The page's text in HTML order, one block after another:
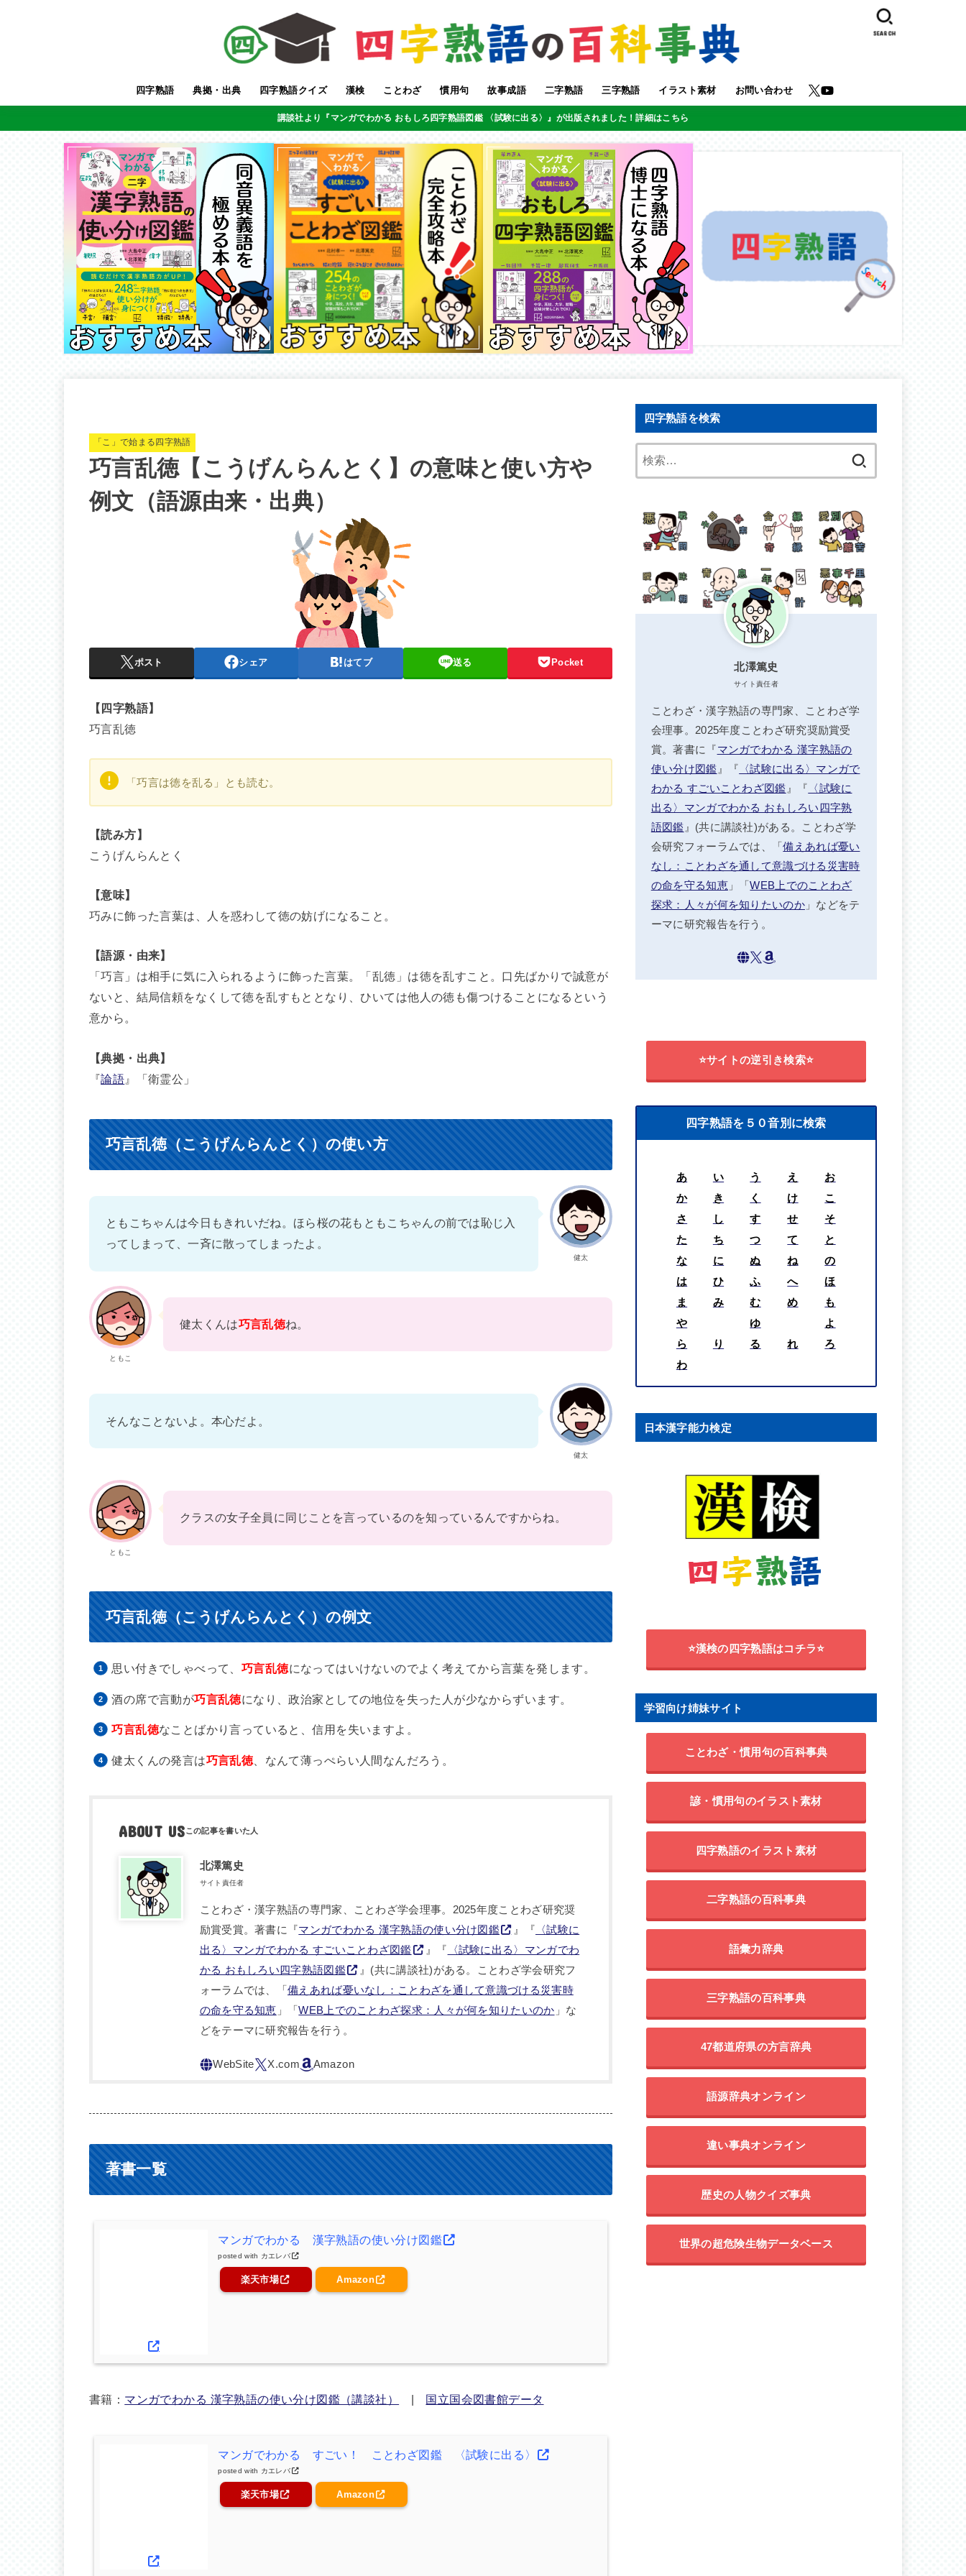
四字熟語 典拠・出典 四字熟語クイズ 漢検 ことわざ 慣用句 故事成語 二字熟語 三字熟語 イラスト素材 お問い合わせ
SEARCH
講談社より『マンガでわかる おもしろ四字熟語図鑑 〈試験に出る〉』が出版されました！詳細はこちら
「こ」で始まる四字熟語
巧言乱徳【こうげんらんとく】の意味と使い方や
例文（語源由来・出典）
ポスト シェア はてブ 送る Pocket
【四字熟語】
巧言乱徳
「巧言は徳を乱る」とも読む。
【読み方】
こうげんらんとく
【意味】
巧みに飾った言葉は、人を惑わして徳の妨げになること。
【語源・由来】
「巧言」は相手に気に入られるように飾った言葉。「乱徳」は徳を乱すこと。口先ばかりで誠意が
ないと、結局信頼をなくして徳を乱すもととなり、ひいては他人の徳も傷つけることになるという
意から。
【典拠・出典】
『論語 』「衛霊公」
巧言乱徳（こうげんらんとく）の使い方
健太
ともこちゃんは今日もきれいだね。ほら桜の花もともこちゃんの前では恥じ入
ってしまって、一斉に散ってしまったよ。
ともこ
健太くんは巧言乱徳ね。
健太
そんなことないよ。本心だよ。
ともこ
クラスの女子全員に同じことを言っているのを知っているんですからね。
巧言乱徳（こうげんらんとく）の例文
思い付きでしゃべって、 巧言乱徳になってはいけないのでよく考えてから言葉を発します。
酒の席で言動が巧言乱徳になり、政治家としての地位を失った人が少なからずいます。
巧言乱徳なことばかり言っていると、信用を失いますよ。
健太くんの発言は巧言乱徳、なんて薄っぺらい人間なんだろう。
ABOUT US
北澤篤史
サイト責任者
ことわざ・漢字熟語の専門家、ことわざ学会理事。2025年度ことわざ研究奨
励賞受賞。著書に『マンガでわかる 漢字熟語の使い分け図鑑 』『 〈試験に
出る〉マンガでわかる すごいことわざ図鑑
』『 〈試験に出る〉マンガでわ
かる おもしろい四字熟語図鑑
』(共に講談社)がある。ことわざ学会研究フ
ォーラムでは、「備えあれば憂いなし：ことわざを通して意識づける災害時
の命を守る知恵 」「WEB上でのことわざ探求：人々が何を知りたいのか 」な
どをテーマに研究報告を行う。
著書一覧
マンガでわかる 漢字熟語の使い分け図鑑
posted with カエレバ
楽天市場 Amazon
書籍： マンガでわかる 漢字熟語の使い分け図鑑（講談社） | 国立国会図書館データ
マンガでわかる すごい！ ことわざ図鑑 〈試験に出る〉
posted with カエレバ
楽天市場 Amazon
四字熟語を検索
北澤篤史
サイト責任者
ことわざ・漢字熟語の専門家、ことわざ学
会理事。2025年度ことわざ研究奨励賞受
賞。著書に『マンガでわかる 漢字熟語の
使い分け図鑑 』『 〈試験に出る〉マンガで
わかる すごいことわざ図鑑 』『 〈試験に
出る〉マンガでわかる おもしろい四字熟
語図鑑 』(共に講談社)がある。ことわざ学
会研究フォーラムでは、「備えあれば憂い
なし：ことわざを通して意識づける災害時
の命を守る知恵」「WEB上でのことわざ
探求：人々が何を知りたいのか」などをテ
ーマに研究報告を行う。
⭐サイトの逆引き検索⭐
四字熟語を５０音別に検索
あ い う え
お
か
き く け
こ
さ
し す せ
そ
た
ち つ て
と
な
に ぬ ね
の
は
ひ ふ へ
ほ
ま
み む め
も
や
ゆ
よ
ら
り る れ
ろ
わ
日本漢字能力検定
⭐漢検の四字熟語はコチラ⭐
学習向け姉妹サイト
ことわざ・慣用句の百科事典
諺・慣用句のイラスト素材
四字熟語のイラスト素材
二字熟語の百科事典
語彙力辞典
三字熟語の百科事典
47都道府県の方言辞典
語源辞典オンライン
違い事典オンライン
歴史の人物クイズ事典
世界の超危険生物データベース